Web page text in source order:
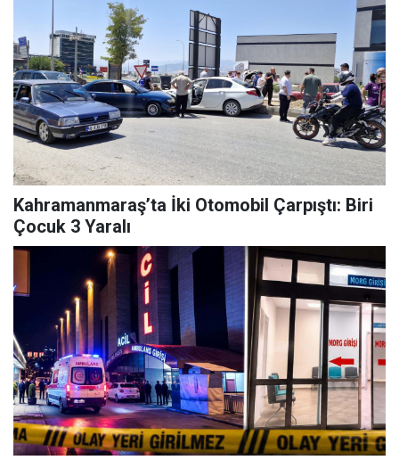
Kahramanmaraş’ta İki Otomobil Çarpıştı: Biri
Çocuk 3 Yaralı